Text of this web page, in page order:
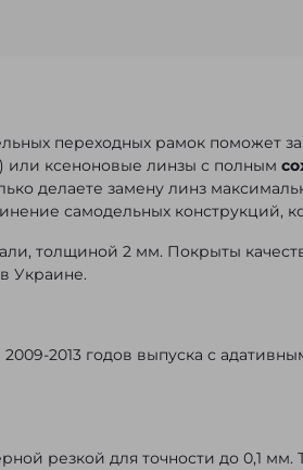
переходных рамок поможет
или ксеноновые линзы с полным
делаете замену линз
самодельных конструкций,
толщиной 2 мм. Покрыты
Украине.
2009-2013 годов выпуска с
резкой для точности до 0,1 мм.